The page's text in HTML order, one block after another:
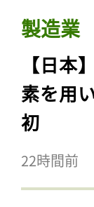
製造業
【日本
素を用
初
22時間前